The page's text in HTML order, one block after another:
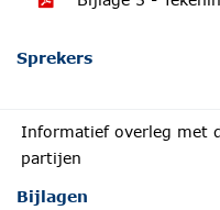
Sprekers
Informatief overleg met
partijen
Bijlagen